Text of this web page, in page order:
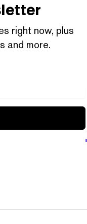
right now, plus
and more.